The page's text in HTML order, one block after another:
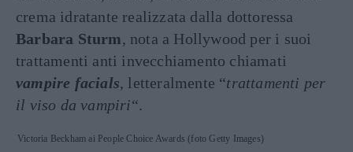
crema idratante realizzata dalla dottoressa
Barbara Sturm, nota a Hollywood per i suoi
trattamenti anti invecchiamento chiamati
vampire facials, letteralmente “trattamenti per
il viso da vampiri“.
Victoria Beckham ai People Choice Awards (foto Getty Images)